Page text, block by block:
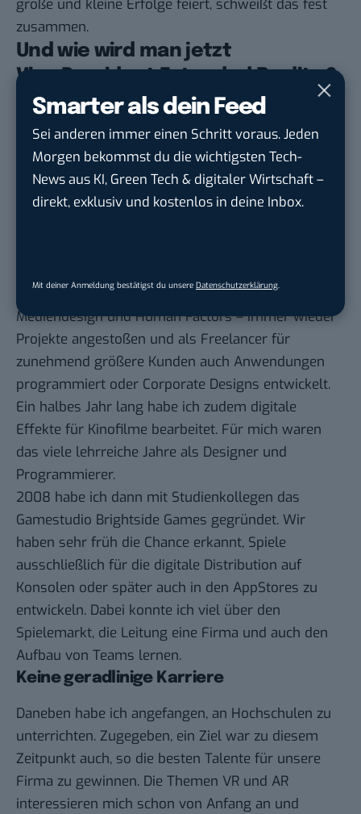
Smarter als dein Feed
Sei anderen immer einen Schritt voraus. Jeden
Morgen bekommst du die wichtigsten Tech-
News aus KI, Green Tech & digitaler Wirtschaft –
direkt, exklusiv und kostenlos in deine Inbox.
Mit deiner Anmeldung bestätigst du unsere Datenschutzerklärung
große und kleine Erfolge feiert, schweißt das fest
zusammen.
Und wie wird man jetzt
Vice President Extended Reality ?
Vor allem in der Digital-Branche gibt es häufig nicht
mehr die klassische Ausbildung. Wie bist du zu
deiner Stelle gekommen?
Ich beschäftige mich inzwischen seit über 25 Jahren
mit digitalen Produktionen. Angefangen habe ich
Später habe ich während meines Studiums –
Mediendesign und Human Factors – immer wieder
Projekte angestoßen und als Freelancer für
zunehmend größere Kunden auch Anwendungen
programmiert oder Corporate Designs entwickelt.
Ein halbes Jahr lang habe ich zudem digitale
Effekte für Kinofilme bearbeitet. Für mich waren
das viele lehrreiche Jahre als Designer und
Programmierer.
2008 habe ich dann mit Studienkollegen das
Gamestudio Brightside Games gegründet. Wir
haben sehr früh die Chance erkannt, Spiele
ausschließlich für die digitale Distribution auf
Konsolen oder später auch in den AppStores zu
entwickeln. Dabei konnte ich viel über den
Spielemarkt, die Leitung eine Firma und auch den
Aufbau von Teams lernen.
Keine geradlinige Karriere
Daneben habe ich angefangen, an Hochschulen zu
unterrichten. Zugegeben, ein Ziel war zu diesem
Zeitpunkt auch, so die besten Talente für unsere
Firma zu gewinnen. Die Themen VR und AR
interessieren mich schon von Anfang an und